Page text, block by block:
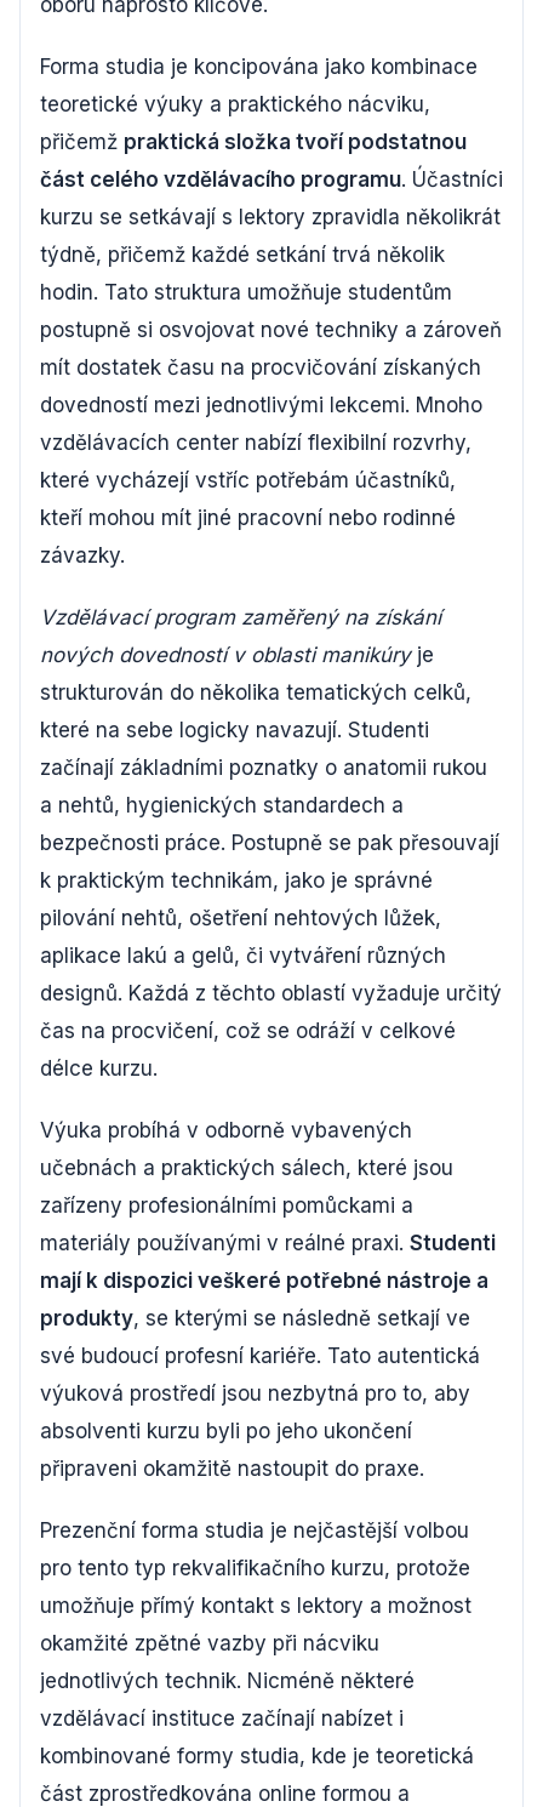
Forma studia je koncipována jako kombinace
teoretické výuky a praktického nácviku,
přičemž praktická složka tvoří podstatnou
část celého vzdělávacího programu. Účastníci
kurzu se setkávají s lektory zpravidla několikrát
týdně, přičemž každé setkání trvá několik
hodin. Tato struktura umožňuje studentům
postupně si osvojovat nové techniky a zároveň
mít dostatek času na procvičování získaných
dovedností mezi jednotlivými lekcemi. Mnoho
vzdělávacích center nabízí flexibilní rozvrhy,
které vycházejí vstříc potřebám účastníků,
kteří mohou mít jiné pracovní nebo rodinné
závazky.
Vzdělávací program zaměřený na získání
nových dovedností v oblasti manikúryje
strukturován do několika tematických celků,
které na sebe logicky navazují. Studenti
začínají základními poznatky o anatomii rukou
a nehtů, hygienických standardech a
bezpečnosti práce. Postupně se pak přesouvají
k praktickým technikám, jako je správné
pilování nehtů, ošetření nehtových lůžek,
aplikace lakú a gelů, či vytváření různých
designů. Každá z těchto oblastí vyžaduje určitý
čas na procvičení, což se odráží v celkové
délce kurzu.
Výuka probíhá v odborně vybavených
učebnách a praktických sálech, které jsou
zařízeny profesionálními pomůckami a
materiály používanými v reálné praxi. Studenti
mají k dispozici veškeré potřebné nástroje a
produkty, se kterými se následně setkají ve
své budoucí profesní kariéře. Tato autentická
výuková prostředí jsou nezbytná pro to, aby
absolventi kurzu byli po jeho ukončení
připraveni okamžitě nastoupit do praxe.
Prezenční forma studia je nejčastější volbou
pro tento typ rekvalifikačního kurzu, protože
umožňuje přímý kontakt s lektory a možnost
okamžité zpětné vazby při nácviku
jednotlivých technik. Nicméně některé
vzdělávací instituce začínají nabízet i
kombinované formy studia, kde je teoretická
část zprostředkována online formou a